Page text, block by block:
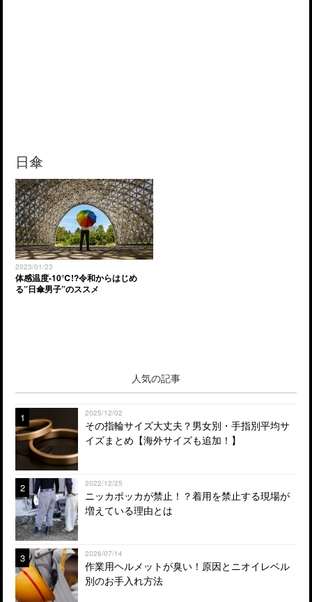
日傘
2023/01/23
体感温度-10℃!?令和からはじめ
る”日傘男子”のススメ
人気の記事
1 2025/12/02
その指輪サイズ大丈夫？男女別・手指別平均サ
イズまとめ【海外サイズも追加！】
2 2022/12/25
ニッカポッカが禁止！？着用を禁止する現場が
増えている理由とは
3 2026/07/14
作業用ヘルメットが臭い！原因とニオイレベル
別のお手入れ方法